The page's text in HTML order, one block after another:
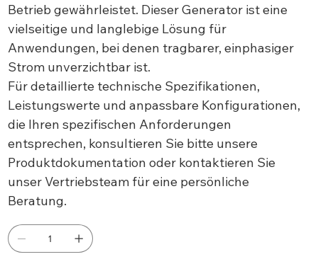
Betrieb gewährleistet. Dieser Generator ist eine
vielseitige und langlebige Lösung für
Anwendungen, bei denen tragbarer, einphasiger
Strom unverzichtbar ist.
Für detaillierte technische Spezifikationen,
Leistungswerte und anpassbare Konfigurationen,
die Ihren spezifischen Anforderungen
entsprechen, konsultieren Sie bitte unsere
Produktdokumentation oder kontaktieren Sie
unser Vertriebsteam für eine persönliche
Beratung.